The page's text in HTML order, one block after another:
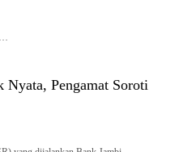
Pengamat Soroti